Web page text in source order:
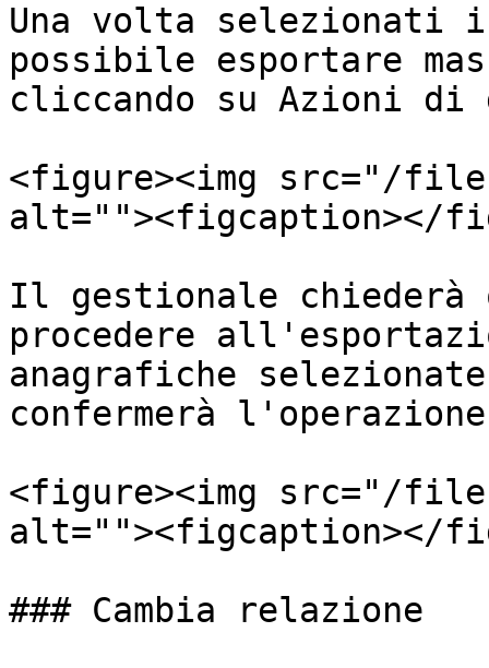
Una volta selezionati
possibile esportare
cliccando su Azioni di
<figure><img src="/files/
alt=""><figcaption></
Il gestionale chiederà
procedere
anagrafiche
confermerà
<figure><img src="/files/
alt=""><figcaption></
### Cambia relazione